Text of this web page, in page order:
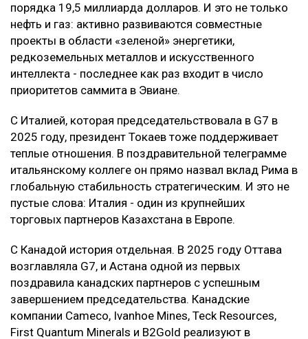
порядка 19,5 миллиарда долларов. И это не только
нефть и газ: активно развиваются совместные
проекты в области «зеленой» энергетики,
редкоземельных металлов и искусственного
интеллекта - последнее как раз входит в число
приоритетов саммита в Эвиане.
С Италией, которая председательствовала в G7 в
2025 году, президент Токаев тоже поддерживает
теплые отношения. В поздравительной телеграмме
итальянскому коллеге он прямо назвал вклад Рима в
глобальную стабильность стратегическим. И это не
пустые слова: Италия - один из крупнейших
торговых партнеров Казахстана в Европе.
С Канадой история отдельная. В 2025 году Оттава
возглавляла G7, и Астана одной из первых
поздравила канадских партнеров с успешным
завершением председательства. Канадские
компании Cameco, Ivanhoe Mines, Teck Resources,
First Quantum Minerals и B2Gold реализуют в